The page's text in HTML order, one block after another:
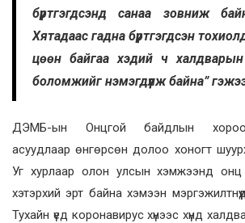
бүртгэгдсэнд санаа зовниж
Хятадаас гадна бүртгэгдсэн
цөөн байгаа хэдий ч
боломжийг нэмэгдүүлж байна”
ДЭМБ-ын Онцгой байдлын хороо
асуудлаар өнгөрсөн долоо хоногт
Уг хурлаар олон улсын хэмжээнд
хэтэрхий эрт байна хэмээн
Тухайн үед коронавирус хүнээс хүнд